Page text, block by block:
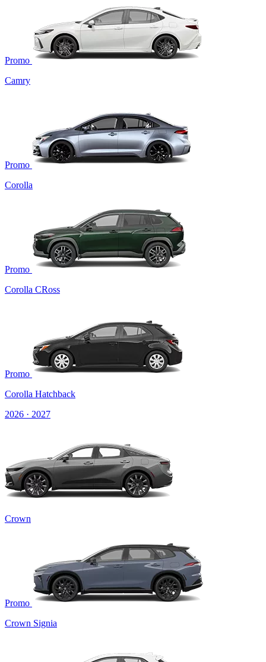
Promo
Camry
Promo
Corolla
Promo
Corolla CRoss
Promo
Corolla Hatchback
2026 · 2027
Crown
Promo
Crown Signia